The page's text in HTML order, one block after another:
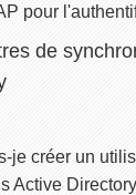
pour
de
je créer un
Active